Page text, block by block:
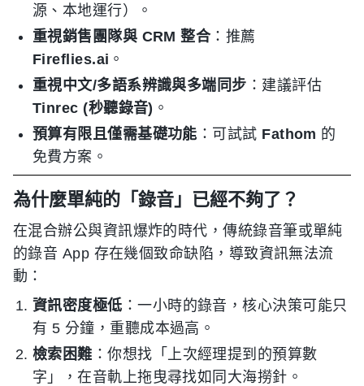
源、本地運行）。
重視銷售團隊與 CRM 整合：推薦
Fireflies.ai 。
重視中文/多語系辨識與多端同步 ：建議評估
Tinrec (秒聽錄音) 。
預算有限且僅需基礎功能 ：可試試 Fathom 的
免費方案。
為什麼單純的「錄音」已經不夠了？
在混合辦公與資訊爆炸的時代，傳統錄音筆或單純
的錄音 App 存在幾個致命缺陷，導致資訊無法流
動：
資訊密度極低 ：一小時的錄音，核心決策可能只
有 5 分鐘，重聽成本過高。
檢索困難 ：你想找「上次經理提到的預算數
字」，在音軌上拖曳尋找如同大海撈針。